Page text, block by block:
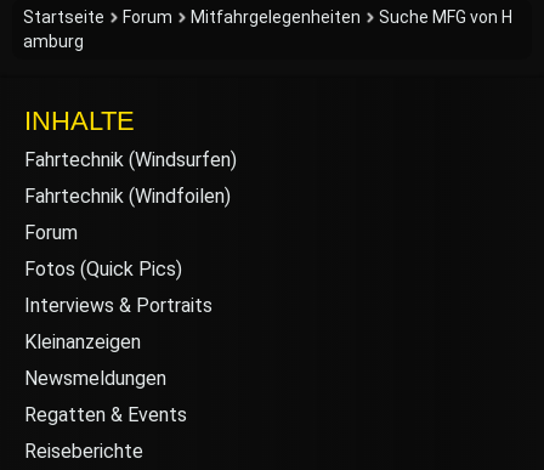
Startseite Forum Mitfahrgelegenheiten
Suche MFG von H
amburg
INHALTE
Fahrtechnik (Windsurfen)
Fahrtechnik (Windfoilen)
Forum
Fotos (Quick Pics)
Interviews & Portraits
Kleinanzeigen
Newsmeldungen
Regatten & Events
Reiseberichte